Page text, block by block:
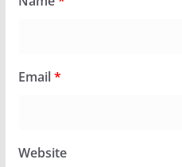
Email*
Website